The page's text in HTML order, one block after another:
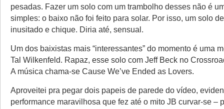
pesadas. Fazer um solo com um trambolho desses não é
simples: o baixo não foi feito para solar. Por isso, um solo
inusitado e chique. Diria até, sensual.
Um dos baixistas mais “interessantes” do momento é uma
Tal Wilkenfeld. Rapaz, esse solo com Jeff Beck no
A música chama-se Cause We’ve Ended as Lovers.
Aproveitei pra pegar dois papeis de parede do vídeo,
performance maravilhosa que fez até o mito JB curvar-se –